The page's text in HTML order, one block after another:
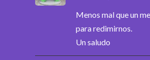
Menos mal que un
para redimirnos.
Un saludo